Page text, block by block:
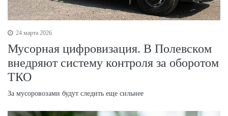
24 марта 2026
Мусорная цифровизация. В Полевском
внедряют систему контроля за оборотом
ТКО
За мусоровозами будут следить еще сильнее